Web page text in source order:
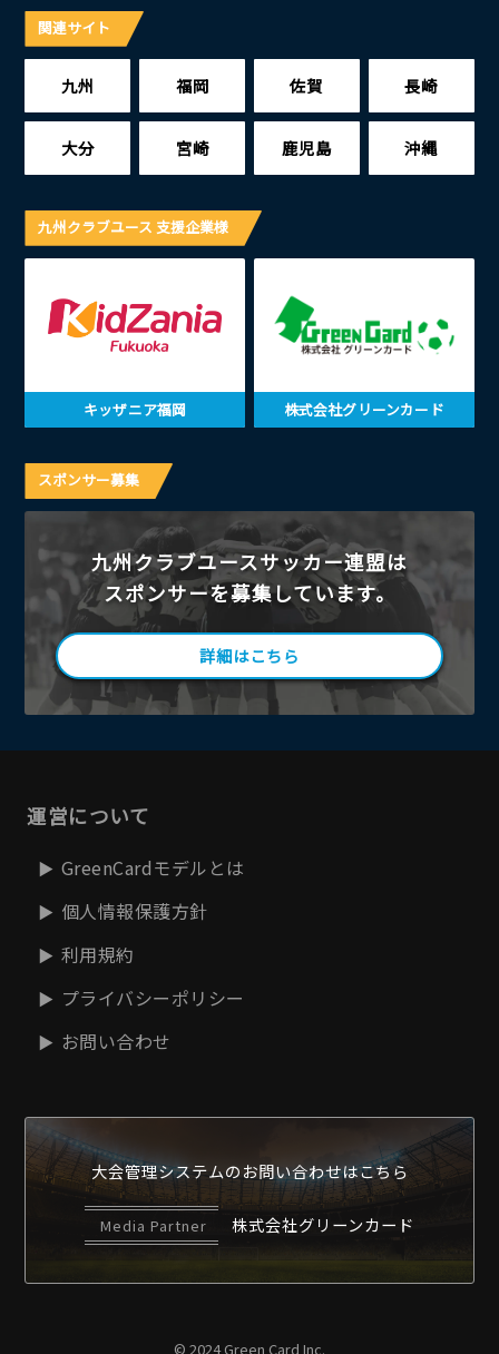
関連サイト
九州 福岡 佐賀 長崎
大分 宮崎 鹿児島 沖縄
九州クラブユース 支援企業様
キッザニア福岡 株式会社グリーンカード
スポンサー募集
九州クラブユースサッカー連盟は
スポンサーを募集しています。
詳細はこちら
運営について
GreenCardモデルとは
個人情報保護方針
利用規約
プライバシーポリシー
お問い合わせ
大会管理システムのお問い合わせはこちら
Media Partner 株式会社グリーンカード
© 2024 Green Card Inc.